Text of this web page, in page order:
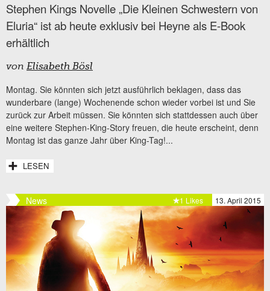
Stephen Kings Novelle „Die Kleinen Schwestern von
Eluria“ ist ab heute exklusiv bei Heyne als E-Book
erhältlich
von Elisabeth Bösl
Montag. Sie könnten sich jetzt ausführlich beklagen, dass das
wunderbare (lange) Wochenende schon wieder vorbei ist und Sie
zurück zur Arbeit müssen. Sie könnten sich stattdessen auch über
eine weitere Stephen-King-Story freuen, die heute erscheint, denn
Montag ist das ganze Jahr über King-Tag!...
LESEN
News 13. April 2015
1 Likes